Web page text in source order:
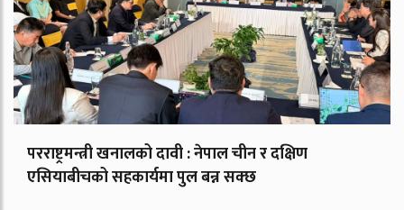
परराष्ट्रमन्त्री खनालको दावी : नेपाल चीन र दक्षिण
एसियाबीचको सहकार्यमा पुल बन्न सक्छ